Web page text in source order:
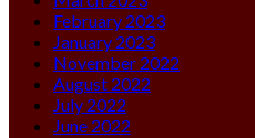
February 2023
January 2023
November 2022
August 2022
July 2022
June 2022